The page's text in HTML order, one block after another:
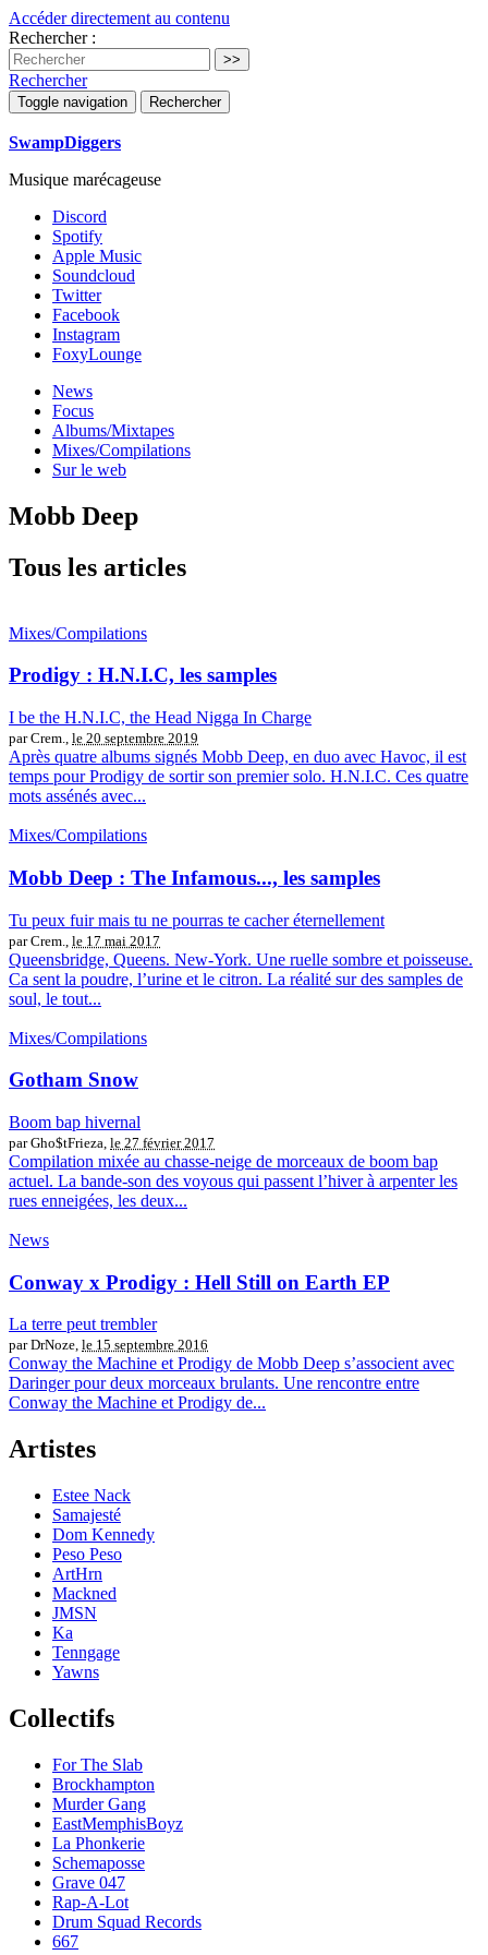
Accéder directement au contenu
Rechercher :
Rechercher
Toggle navigation Rechercher
SwampDiggers
Musique marécageuse
Discord
Spotify
Apple Music
Soundcloud
Twitter
Facebook
Instagram
FoxyLounge
News
Focus
Albums/Mixtapes
Mixes/Compilations
Sur le web
Mobb Deep
Tous les articles
Mixes/Compilations
Prodigy : H.N.I.C, les samples
I be the H.N.I.C, the Head Nigga In Charge
par Crem., le 20 septembre 2019
Après quatre albums signés Mobb Deep, en duo avec Havoc, il est
temps pour Prodigy de sortir son premier solo. H.N.I.C. Ces quatre
mots assénés avec...
Mixes/Compilations
Mobb Deep : The Infamous..., les samples
Tu peux fuir mais tu ne pourras te cacher éternellement
par Crem., le 17 mai 2017
Queensbridge, Queens. New-York. Une ruelle sombre et poisseuse.
Ca sent la poudre, l’urine et le citron. La réalité sur des samples de
soul, le tout...
Mixes/Compilations
Gotham Snow
Boom bap hivernal
par Gho$tFrieza, le 27 février 2017
Compilation mixée au chasse-neige de morceaux de boom bap
actuel. La bande-son des voyous qui passent l’hiver à arpenter les
rues enneigées, les deux...
News
Conway x Prodigy : Hell Still on Earth EP
La terre peut trembler
par DrNoze, le 15 septembre 2016
Conway the Machine et Prodigy de Mobb Deep s’associent avec
Daringer pour deux morceaux brulants. Une rencontre entre
Conway the Machine et Prodigy de...
Artistes
Estee Nack
Samajesté
Dom Kennedy
Peso Peso
ArtHrn
Mackned
JMSN
Ka
Tenngage
Yawns
Collectifs
For The Slab
Brockhampton
Murder Gang
EastMemphisBoyz
La Phonkerie
Schemaposse
Grave 047
Rap-A-Lot
Drum Squad Records
667